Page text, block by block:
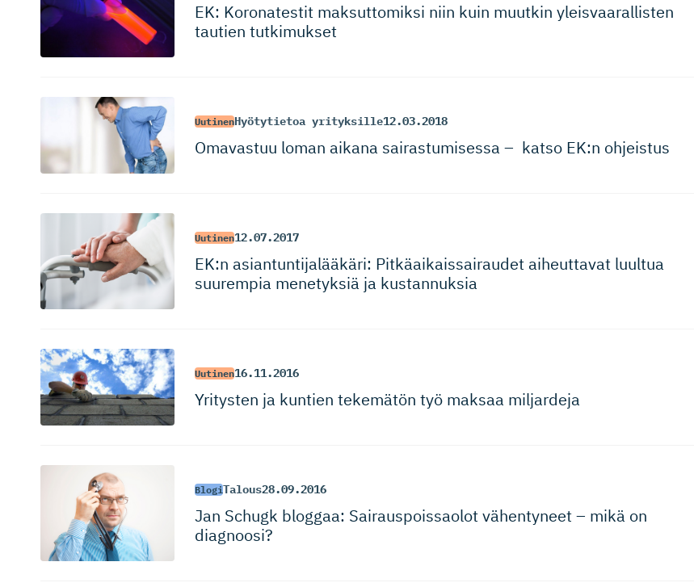
EK: Koronatestit maksuttomiksi niin kuin muutkin yleisvaaral­listen
tautien tutkimukset
UutinenHyötytietoa yrityksille12.03.2018
Omavastuu loman aikana sairastumisessa – katso EK:n ohjeistus
Uutinen12.07.2017
EK:n asiantunti­ja­lääkäri: Pitkäaikais­sai­raudet aiheuttavat luultua
suurempia menetyksiä ja kustannuksia
Uutinen16.11.2016
Yritysten ja kuntien tekemätön työ maksaa miljardeja
BlogiTalous28.09.2016
Jan Schugk bloggaa: Sairauspois­saolot vähentyneet – mikä on
diagnoosi?